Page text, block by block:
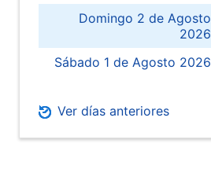
Domingo 2 de Agosto
2026
Sábado 1 de Agosto 2026
Ver días anteriores